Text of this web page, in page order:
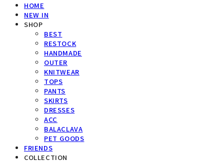
HOME
NEW IN
SHOP
BEST
RESTOCK
HANDMADE
OUTER
KNITWEAR
TOPS
PANTS
SKIRTS
DRESSES
ACC
BALACLAVA
PET GOODS
FRIENDS
COLLECTION